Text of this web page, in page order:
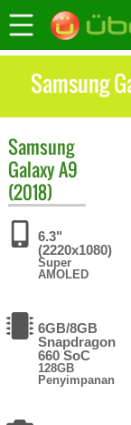
Samsung
Samsung
Galaxy A9
(2018)
6.3"
(2220x1080)
Super
AMOLED
6GB/8GB
Snapdragon
660 SoC
128GB
Penyimpanan